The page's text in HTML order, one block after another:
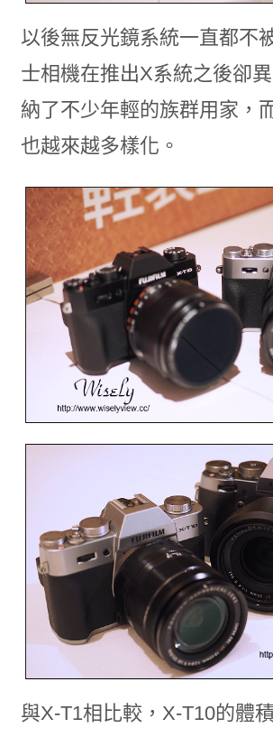
以後無反光鏡系統一直都不
士相機在推出X系統之後卻
納了不少年輕的族群用家，
也越來越多樣化。
與X-T1相比較，X-T10的體